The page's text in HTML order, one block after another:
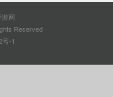
网
Reserved
号-1